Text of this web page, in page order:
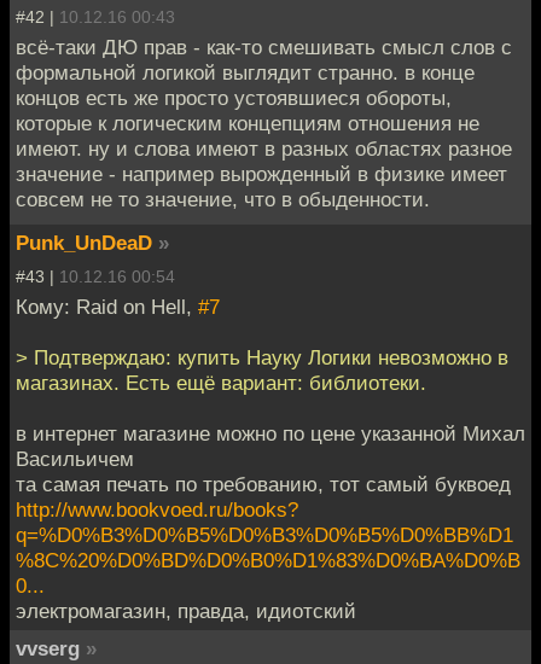
#42 | 10.12.16 00:43
всё-таки ДЮ прав - как-то смешивать смысл слов с
формальной логикой выглядит странно. в конце
концов есть же просто устоявшиеся обороты,
которые к логическим концепциям отношения не
имеют. ну и слова имеют в разных областях разное
значение - например вырожденный в физике имеет
совсем не то значение, что в обыденности.
Punk_UnDeaD »
#43 | 10.12.16 00:54
Кому: Raid on Hell, #7
> Подтверждаю: купить Науку Логики невозможно в
магазинах. Есть ещё вариант: библиотеки.
в интернет магазине можно по цене указанной Михал
Васильичем
та самая печать по требованию, тот самый буквоед
http://www.bookvoed.ru/books?
q=%D0%B3%D0%B5%D0%B3%D0%B5%D0%BB%D1
%8C%20%D0%BD%D0%B0%D1%83%D0%BA%D0%B
0...
электромагазин, правда, идиотский
vvserg »